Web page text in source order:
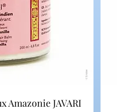
Amazonie JAVARI